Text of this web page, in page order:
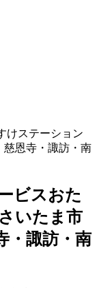
けステーション
慈恩寺・諏訪・南
ビスおた
いたま市
・諏訪・南